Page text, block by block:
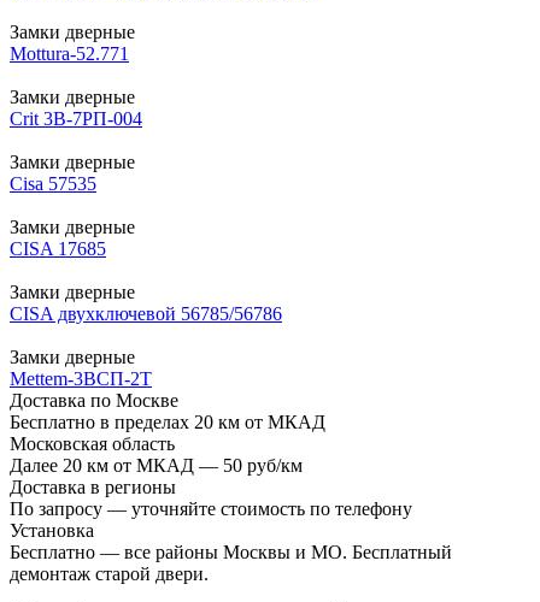
Замки дверные
Mottura-52.771
Замки дверные
Crit 3В-7РП-004
Замки дверные
Cisa 57535
Замки дверные
CISA 17685
Замки дверные
CISA двухключевой 56785/56786
Замки дверные
Mettem-3ВСП-2Т
Доставка по Москве
Бесплатно в пределах 20 км от МКАД
Московская область
Далее 20 км от МКАД — 50 руб/км
Доставка в регионы
По запросу — уточняйте стоимость по телефону
Установка
Бесплатно — все районы Москвы и МО. Бесплатный
демонтаж старой двери.